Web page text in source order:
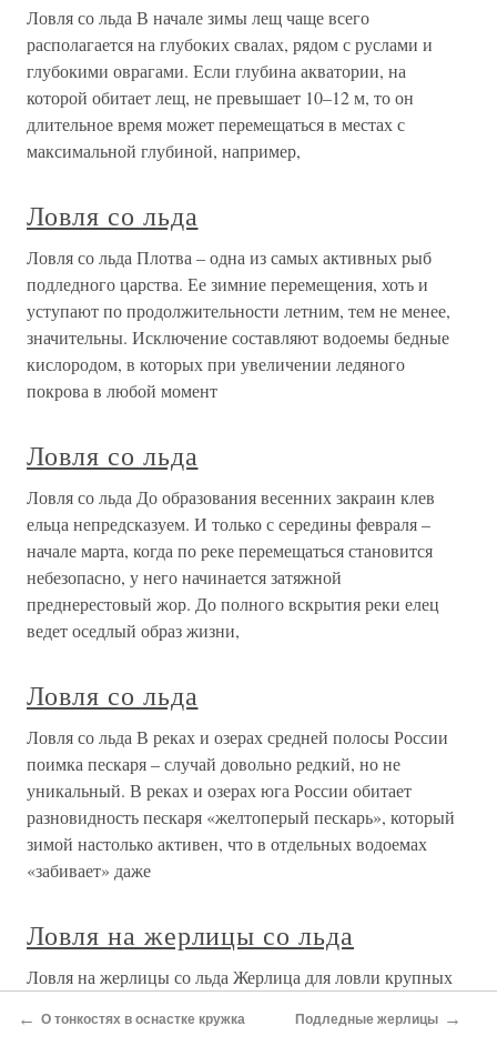
Ловля со льда В начале зимы лещ чаще всего
располагается на глубоких свалах, рядом с руслами и
глубокими оврагами. Если глубина акватории, на
которой обитает лещ, не превышает 10–12 м, то он
длительное время может перемещаться в местах с
максимальной глубиной, например,
Ловля со льда
Ловля со льда Плотва – одна из самых активных рыб
подледного царства. Ее зимние перемещения, хоть и
уступают по продолжительности летним, тем не менее,
значительны. Исключение составляют водоемы бедные
кислородом, в которых при увеличении ледяного
покрова в любой момент
Ловля со льда
Ловля со льда До образования весенних закраин клев
ельца непредсказуем. И только с середины февраля –
начале марта, когда по реке перемещаться становится
небезопасно, у него начинается затяжной
преднерестовый жор. До полного вскрытия реки елец
ведет оседлый образ жизни,
Ловля со льда
Ловля со льда В реках и озерах средней полосы России
поимка пескаря – случай довольно редкий, но не
уникальный. В реках и озерах юга России обитает
разновидность пескаря «желтоперый пескарь», который
зимой настолько активен, что в отдельных водоемах
«забивает» даже
Ловля на жерлицы со льда
Ловля на жерлицы со льда Жерлица для ловли крупных
оправданно грубовата (по сравнению с жерлицей для
← О тонкостях в оснастке кружка Подледные жерлицы →